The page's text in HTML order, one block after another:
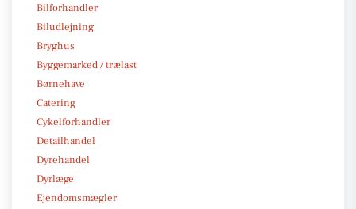
Bilforhandler
Biludlejning
Bryghus
Byggemarked / trælast
Børnehave
Catering
Cykelforhandler
Detailhandel
Dyrehandel
Dyrlæge
Ejendomsmægler